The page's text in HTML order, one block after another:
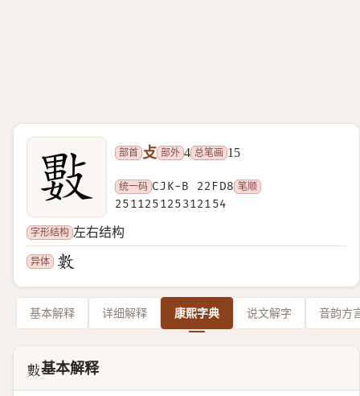
部首 攴 部外 4 总笔画 15
统一码 CJK-B 22FD8 笔顺
251125125312154
字形结构 左右结构
异体
基本解释 详细解释 康熙字典 说文解字 音韵方
𢿘基本解释